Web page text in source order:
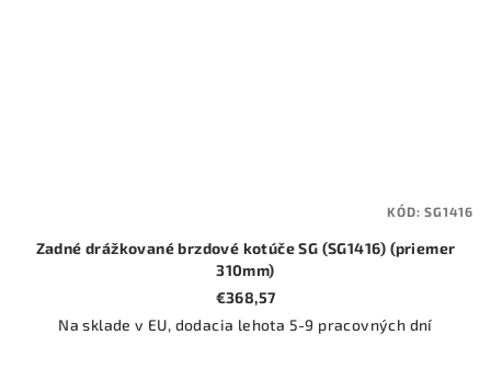
Zadné drážkované brzdové kotúče SG (SG1416) (priemer
310mm)
€368,57
Na sklade v EU, dodacia lehota 5-9 pracovných dní
KÓD:SG1416